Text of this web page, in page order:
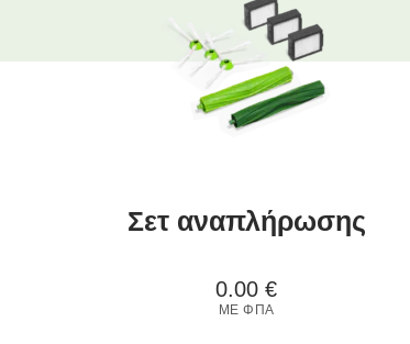
Σετ αναπλήρωσης
0.00 €
ΜΕ ΦΠΑ